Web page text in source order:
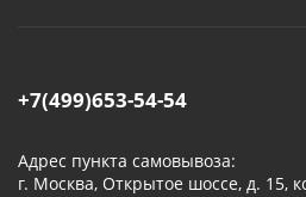
+7(499)653-54-54
Адрес пункта самовывоза:
г. Москва, Открытое шоссе, д. 15,